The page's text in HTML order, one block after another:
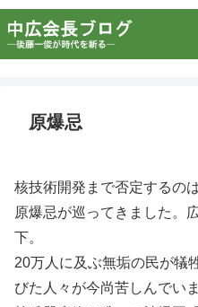
原爆忌
核技術開発まで否定するの
原爆忌が巡ってきました。
下。
20万人に及ぶ無垢の民が犠
びた人々が今尚苦しんでいま